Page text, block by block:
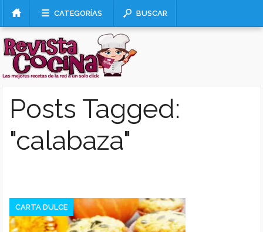
CATEGORÍAS BUSCAR
Posts Tagged:
"calabaza"
CARTA DULCE